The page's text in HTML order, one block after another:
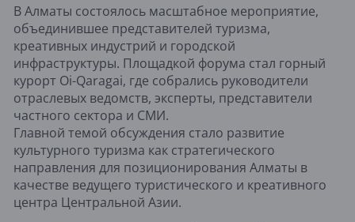
В Алматы состоялось масштабное мероприятие,
объединившее представителей туризма,
креативных индустрий и городской
инфраструктуры. Площадкой форума стал горный
курорт Oi-Qaragai, где собрались руководители
отраслевых ведомств, эксперты, представители
частного сектора и СМИ.
Главной темой обсуждения стало развитие
культурного туризма как стратегического
направления для позиционирования Алматы в
качестве ведущего туристического и креативного
центра Центральной Азии.